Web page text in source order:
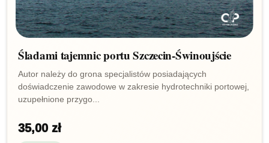
Śladami tajemnic portu Szczecin-Świnoujście
Autor należy do grona specjalistów posiadających
doświadczenie zawodowe w zakresie hydrotechniki portowej,
uzupełnione przygo...
35,00 zł